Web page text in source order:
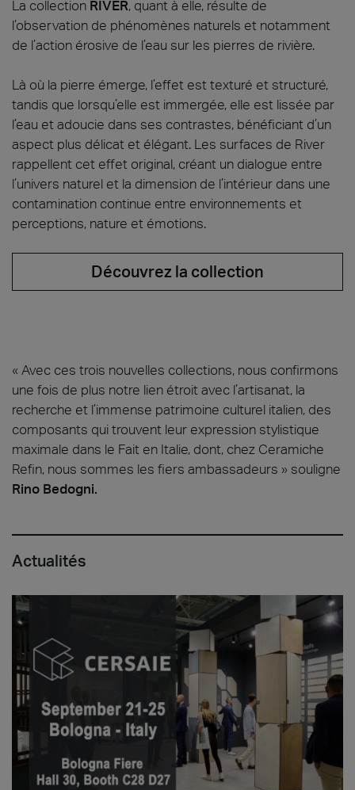
La collection RIVER, quant à elle, résulte de
l’observation de phénomènes naturels et notamment
de l’action érosive de l’eau sur les pierres de rivière.
Là où la pierre émerge, l’effet est texturé et structuré,
tandis que lorsqu’elle est immergée, elle est lissée par
l’eau et adoucie dans ses contrastes, bénéficiant d’un
aspect plus délicat et élégant. Les surfaces de River
rappellent cet effet original, créant un dialogue entre
l’univers naturel et la dimension de l’intérieur dans une
contamination continue entre environnements et
perceptions, nature et émotions.
Découvrez la collection
« Avec ces trois nouvelles collections, nous confirmons
une fois de plus notre lien étroit avec l’artisanat, la
recherche et l’immense patrimoine culturel italien, des
composants qui trouvent leur expression stylistique
maximale dans le Fait en Italie, dont, chez Ceramiche
Refin, nous sommes les fiers ambassadeurs » souligne
Rino Bedogni.
Actualités